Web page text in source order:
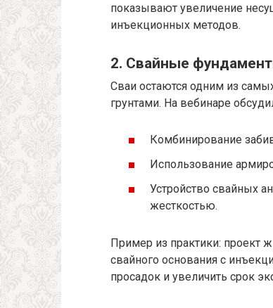
показывают увеличение
инъекционных методов.
2. Свайные
Сваи остаются одним из
грунтами. На вебинаре
Комбинирование
Использование
Устройство свайных
жесткостью.
Пример из практики: проект
свайного основания с
просадок и увеличить срок